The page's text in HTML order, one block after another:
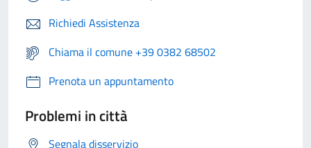
Richiedi Assistenza
Chiama il comune +39 0382 68502
Prenota un appuntamento
Problemi in città
Segnala disservizio